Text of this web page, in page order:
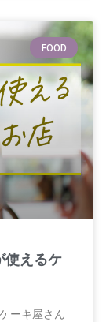
FOOD
使えるケ
ーキ屋さん